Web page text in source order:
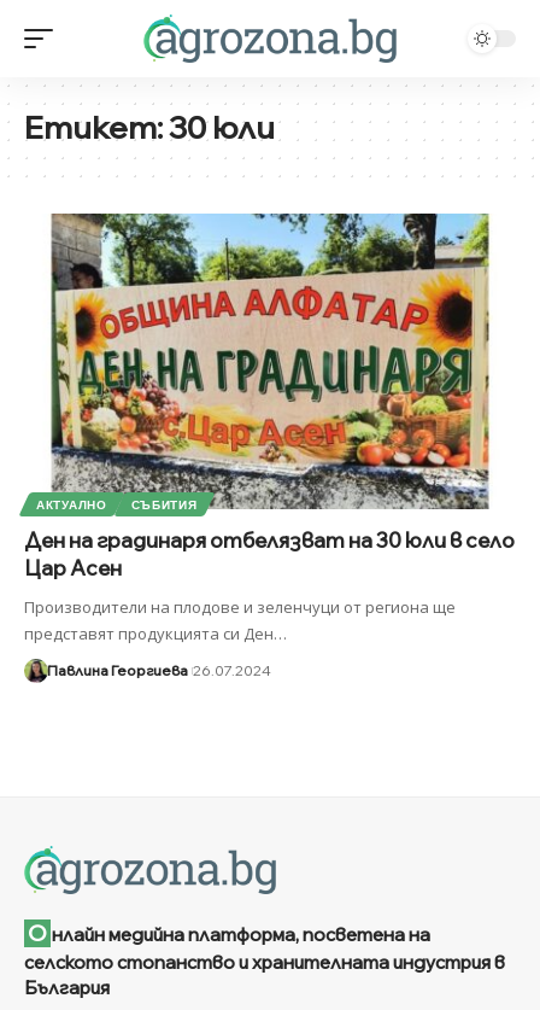
Етикет:30 юли
АКТУАЛНО СЪБИТИЯ
Ден на градинаря отбелязват на 30 юли в село
Цар Асен
Производители на плодове и зеленчуци от региона ще
представят продукцията си Ден…
Павлина Георгиева 26.07.2024
О нлайн медийна платформа, посветена на
селското стопанство и хранителната индустрия в
България